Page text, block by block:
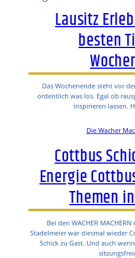
Lausitz
besten
Das Wochenende steht vor
ordentlich was los. Egal ob
inspirieren lassen.
Die Wacher
Cottbus
Energie
Themen
Bei den WACHER
Stadelmeier war diesmal wieder
Schick zu Gast. Und auch